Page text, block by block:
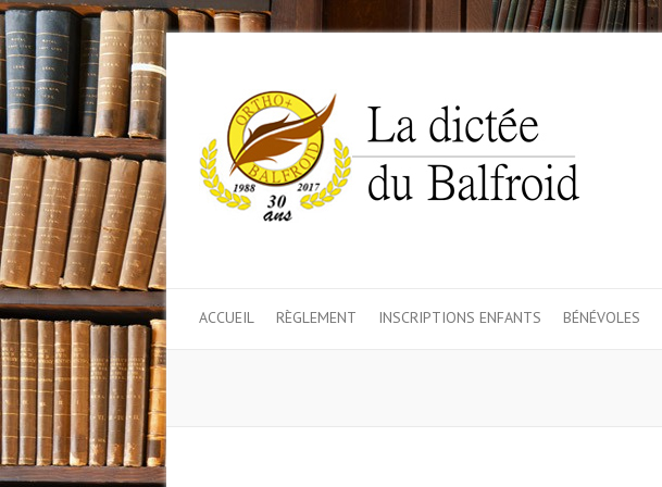
ACCUEIL RÈGLEMENT INSCRIPTIONS ENFANTS BÉNÉVOLES